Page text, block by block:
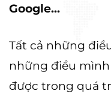
Google...
Tất cả những
những điều
được trong quá